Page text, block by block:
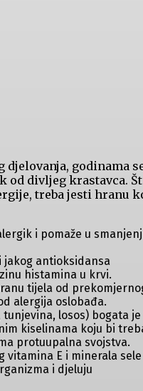
djelovanja, godinama
divljeg krastavca.
treba jesti hranu
i pomaže u
jakog antioksidansa
histamina u krvi.
tijela od
alergija oslobađa.
losos) bogata je
kiselinama koju bi
protuupalna svojstva.
vitamina E i minerala
i djeluju